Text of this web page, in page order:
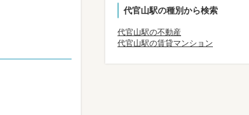
代官山駅の種別から検索
代官山駅の不動産
代官山駅の賃貸マンション